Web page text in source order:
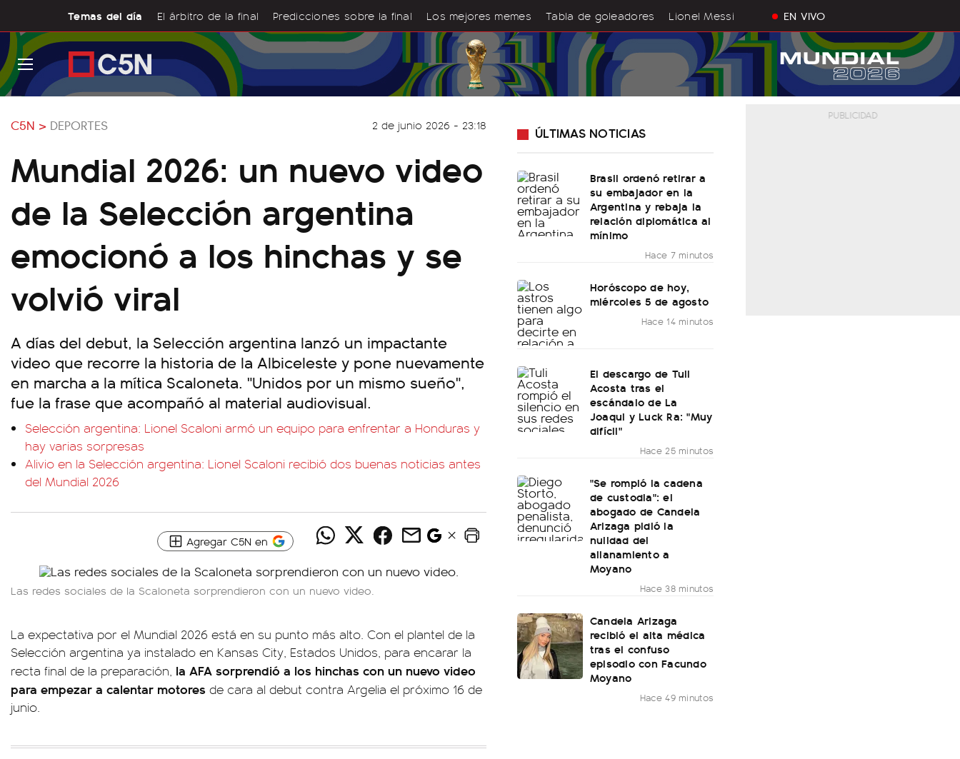
Temas del día El árbitro de la final Predicciones sobre la final Los mejores memes Tabla de goleadores Lionel Messi EN VIVO
C5N > DEPORTES 2 de junio 2026 - 23:18
Mundial 2026: un nuevo video
de la Selección argentina
emocionó a los hinchas y se
volvió viral
A días del debut, la Selección argentina lanzó un impactante
video que recorre la historia de la Albiceleste y pone nuevamente
en marcha a la mítica Scaloneta. "Unidos por un mismo sueño",
fue la frase que acompañó al material audiovisual.
Selección argentina: Lionel Scaloni armó un equipo para enfrentar a Honduras y
hay varias sorpresas
Alivio en la Selección argentina: Lionel Scaloni recibió dos buenas noticias antes
del Mundial 2026
Agregar C5N en
Las redes sociales de la Scaloneta sorprendieron con un nuevo video.
La expectativa por el Mundial 2026 está en su punto más alto. Con el plantel de la
Selección argentina ya instalado en Kansas City, Estados Unidos, para encarar la
recta final de la preparación, la AFA sorprendió a los hinchas con un nuevo video
para empezar a calentar motores de cara al debut contra Argelia el próximo 16 de
junio.
ÚLTIMAS NOTICIAS
Brasil ordenó retirar a
su embajador en la
Argentina y rebaja la
relación diplomática al
mínimo
Hace 7 minutos
Horóscopo de hoy,
miércoles 5 de agosto
Hace 14 minutos
El descargo de Tuli
Acosta tras el
escándalo de La
Joaqui y Luck Ra: "Muy
difícil"
Hace 25 minutos
"Se rompió la cadena
de custodia": el
abogado de Candela
Arizaga pidió la
nulidad del
allanamiento a
Moyano
Hace 38 minutos
Candela Arizaga
recibió el alta médica
tras el confuso
episodio con Facundo
Moyano
Hace 49 minutos